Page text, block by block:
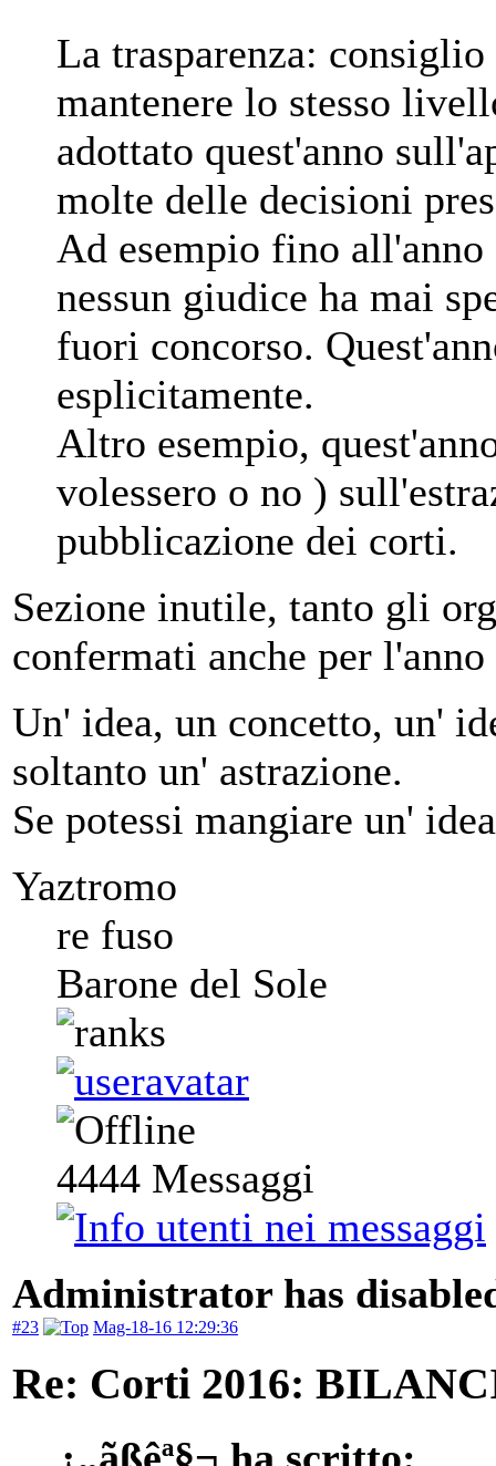
La trasparenza:
mantenere lo stesso
adottato quest'anno
molte delle decisioni
Ad esempio fino
nessun giudice ha mai
fuori concorso.
esplicitamente.
Altro esempio,
volessero o no )
pubblicazione dei corti.
Sezione inutile, tanto gli
confermati anche per
Un' idea, un concetto, un'
soltanto un' astrazione.
Se potessi mangiare un'
Yaztromo
re fuso
Barone del Sole
4444 Messaggi
Administrator has
#23 Mag-18-16 12:29:36
Re: Corti 2016: